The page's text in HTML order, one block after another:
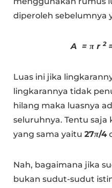
diperoleh sebelumnya
A = π r2
Luas ini jika
lingkarannya tidak
hilang maka luasnya
seluruhnya. Tentu saja
yang sama yaitu27π/4
Nah, bagaimana jika
bukan sudut-sudut